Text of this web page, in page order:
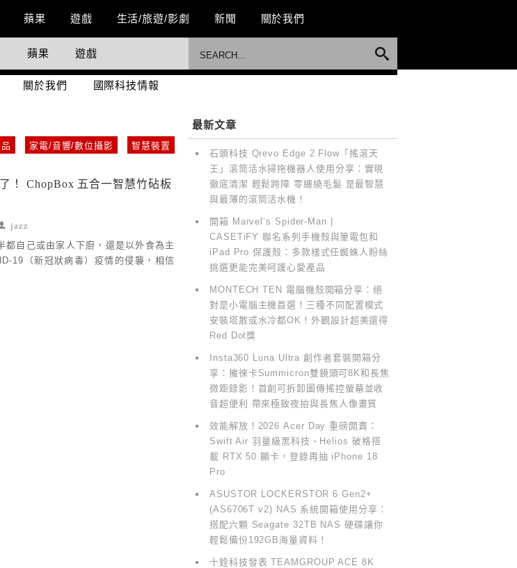
蘋果 遊戲 生活/旅遊/影劇 新聞 關於我們
蘋果 遊戲
關於我們 國際科技情報
家電/音響/數位攝影
智慧裝置
！ ChopBox 五合一智慧竹砧板
jazz
都自己或由家人下廚，還是以外食為主
19（新冠狀病毒）疫情的侵襲，相信
最新文章
石頭科技 Qrevo Edge 2 Flow「搖滾天
王」滾筒活水掃拖機器人使用分享：實現
徹底清潔 輕鬆跨障 零纏繞毛髮 是最智慧
與最薄的滾筒活水機！
開箱 Marvel’s Spider-Man |
CASETiFY 聯名系列手機殼與筆電包和
iPad Pro 保護殼：多款樣式任蜘蛛人粉絲
挑選更能完美呵護心愛產品
MONTECH TEN 電腦機殼開箱分享：絕
對是小電腦主機首選！三種不同配置模式
安裝塔散或水冷都OK！外觀設計超美還得
Red Dot獎
Insta360 Luna Ultra 創作者套裝開箱分
享：擁徠卡Summicron雙鏡頭可8K和長焦
微距錄影！首創可拆卸圖傳搖控螢幕並收
音超便利 帶來極致夜拍與長焦人像畫質
效能解放！2026 Acer Day 重磅開賣：
Swift Air 羽量級黑科技、Helios 破格搭
載 RTX 50 顯卡，登錄再抽 iPhone 18
Pro
ASUSTOR LOCKERSTOR 6 Gen2+
(AS6706T v2) NAS 系統開箱使用分享：
搭配六顆 Seagate 32TB NAS 硬碟讓你
輕鬆備份192GB海量資料！
十銓科技發表 TEAMGROUP ACE 8K